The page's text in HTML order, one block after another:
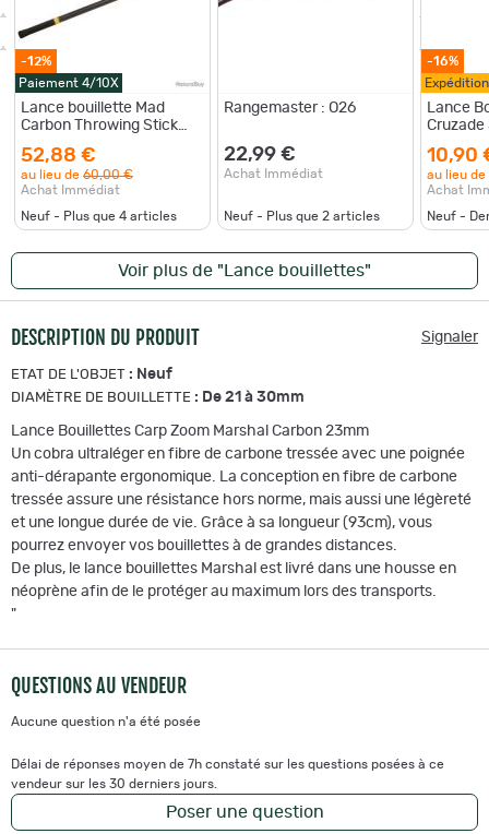
-12%
Paiement 4/10X
Lance bouillette Mad
Carbon Throwing Stick
52,88 €
au lieu de 60,00 €
Achat Immédiat
Neuf - Plus que 4 articles
Rangemaster : O26
22,99 €
Achat Immédiat
Neuf - Plus que 2 articles
-16%
Lance
Cruzade
10,90
au lieu de
Achat
Neuf -
Voir plus de "Lance bouillettes"
DESCRIPTION DU PRODUIT Signaler
ETAT DE L'OBJET : Neuf
DIAMÈTRE DE BOUILLETTE : De 21 à 30mm
Lance Bouillettes Carp Zoom Marshal Carbon 23mm
Un cobra ultraléger en fibre de carbone tressée avec une poignée
anti-dérapante ergonomique. La conception en fibre de carbone
tressée assure une résistance hors norme, mais aussi une légèreté
et une longue durée de vie. Grâce à sa longueur (93cm), vous
pourrez envoyer vos bouillettes à de grandes distances.
De plus, le lance bouillettes Marshal est livré dans une housse en
néoprène afin de le protéger au maximum lors des transports.
"
QUESTIONS AU VENDEUR
Aucune question n'a été posée
Délai de réponses moyen de 7h constaté sur les questions posées à ce
vendeur sur les 30 derniers jours.
Poser une question